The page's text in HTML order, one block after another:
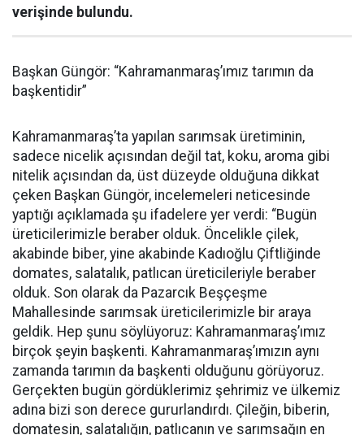
verişinde bulundu.
Başkan Güngör: “Kahramanmaraş’ımız tarımın da
başkentidir”
Kahramanmaraş’ta yapılan sarımsak üretiminin,
sadece nicelik açısından değil tat, koku, aroma gibi
nitelik açısından da, üst düzeyde olduğuna dikkat
çeken Başkan Güngör, incelemeleri neticesinde
yaptığı açıklamada şu ifadelere yer verdi: “Bugün
üreticilerimizle beraber olduk. Öncelikle çilek,
akabinde biber, yine akabinde Kadıoğlu Çiftliğinde
domates, salatalık, patlıcan üreticileriyle beraber
olduk. Son olarak da Pazarcık Beşçeşme
Mahallesinde sarımsak üreticilerimizle bir araya
geldik. Hep şunu söylüyoruz: Kahramanmaraş’ımız
birçok şeyin başkenti. Kahramanmaraş’ımızın aynı
zamanda tarımın da başkenti olduğunu görüyoruz.
Gerçekten bugün gördüklerimiz şehrimiz ve ülkemiz
adına bizi son derece gururlandırdı. Çileğin, biberin,
domatesin, salatalığın, patlıcanın ve sarımsağın en